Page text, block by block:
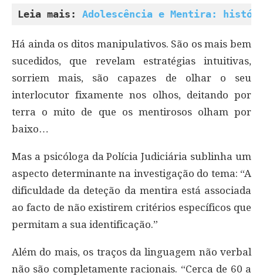
Leia mais: Adolescência e Mentira:
Há ainda os ditos manipulativos. São os mais bem
sucedidos, que revelam estratégias intuitivas,
sorriem mais, são capazes de olhar o seu
interlocutor fixamente nos olhos, deitando por
terra o mito de que os mentirosos olham por
baixo…
Mas a psicóloga da Polícia Judiciária sublinha um
aspecto determinante na investigação do tema: “A
dificuldade da deteção da mentira está associada
ao facto de não existirem critérios específicos que
permitam a sua identificação.”
Além do mais, os traços da linguagem não verbal
não são completamente racionais. “Cerca de 60 a